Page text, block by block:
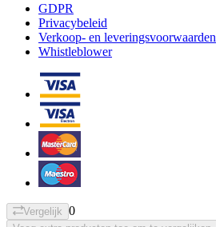
GDPR
Privacybeleid
Verkoop- en leveringsvoorwaarden
Whistleblower
Vergelijk 0